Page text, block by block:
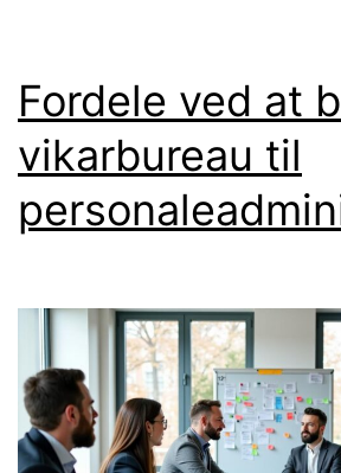
Fordele ved at
vikarbureau til